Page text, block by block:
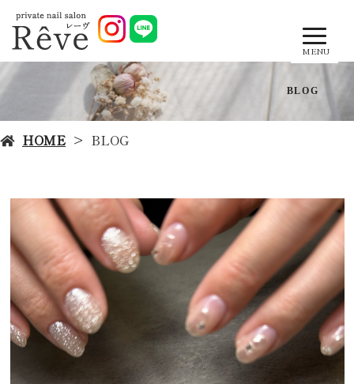
MENU
BLOG
HOME BLOG